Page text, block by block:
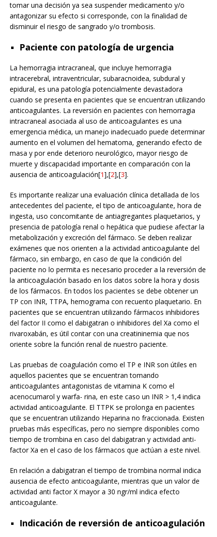
tomar una decisión ya sea suspender medicamento y/o
antagonizar su efecto si corresponde, con la finalidad de
disminuir el riesgo de sangrado y/o trombosis.
Paciente con patología de urgencia
La hemorragia intracraneal, que incluye hemorragia
intracerebral, intraventricular, subaracnoidea, subdural y
epidural, es una patología potencialmente devastadora
cuando se presenta en pacientes que se encuentran utilizando
anticoagulantes. La reversión en pacientes con hemorragia
intracraneal asociada al uso de anticoagulantes es una
emergencia médica, un manejo inadecuado puede determinar
aumento en el volumen del hematoma, generando efecto de
masa y por ende deterioro neurológico, mayor riesgo de
muerte y discapacidad importante en comparación con la
ausencia de anticoagulación[1],[2],[3].
Es importante realizar una evaluación clínica detallada de los
antecedentes del paciente, el tipo de anticoagulante, hora de
ingesta, uso concomitante de antiagregantes plaquetarios, y
presencia de patología renal o hepática que pudiese afectar la
metabolización y excreción del fármaco. Se deben realizar
exámenes que nos orienten a la actividad anticoagulante del
fármaco, sin embargo, en caso de que la condición del
paciente no lo permita es necesario proceder a la reversión de
la anticoagulación basado en los datos sobre la hora y dosis
de los fármacos. En todos los pacientes se debe obtener un
TP con INR, TTPA, hemograma con recuento plaquetario. En
pacientes que se encuentran utilizando fármacos inhibidores
del factor II como el dabigatran o inhibidores del Xa como el
rivaroxabán, es útil contar con una creatininemia que nos
oriente sobre la función renal de nuestro paciente.
Las pruebas de coagulación como el TP e INR son útiles en
aquellos pacientes que se encuentran tomando
anticoagulantes antagonistas de vitamina K como el
acenocumarol y warfa- rina, en este caso un INR > 1,4 indica
actividad anticoagulante. El TTPK se prolonga en pacientes
que se encuentran utilizando Heparina no fraccionada. Existen
pruebas más específicas, pero no siempre disponibles como
tiempo de trombina en caso del dabigatran y actividad anti-
factor Xa en el caso de los fármacos que actúan a este nivel.
En relación a dabigatran el tiempo de trombina normal indica
ausencia de efecto anticoagulante, mientras que un valor de
actividad anti factor X mayor a 30 ngr/ml indica efecto
anticoagulante.
Indicación de reversión de anticoagulación